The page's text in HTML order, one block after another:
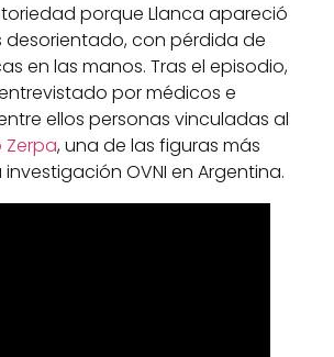
porque Llanca apareció
con pérdida de
en las manos. Tras el episodio,
por médicos e
ellos personas vinculadas al
Zerpa, una de las figuras más
OVNI en Argentina.